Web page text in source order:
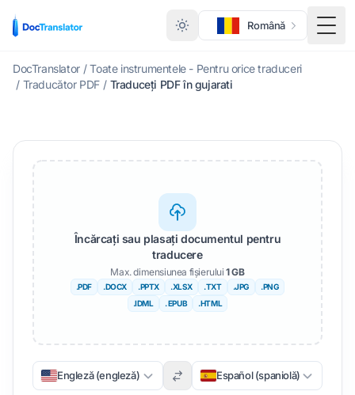
Română
DocTranslator / Toate instrumentele - Pentru orice traduceri
/ Traducător PDF / Traduceți PDF în gujarati
Încărcați sau plasați documentul pentru
traducere
Max. dimensiunea fișierului1 GB
.PDF .DOCX .PPTX .XLSX .TXT .JPG
.PNG
.IDML
. EPUB .HTML
Engleză (engleză) Español (spaniolă)